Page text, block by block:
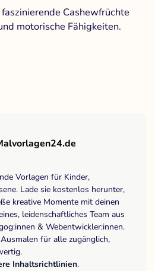
Cashewfrüchte
motorische Fähigkeiten.
Vorlagen für Kinder,
Lade sie kostenlos herunter,
kreative Momente mit deinen
leidenschaftliches Team aus
& Webentwickler:innen.
für alle zugänglich,
Inhaltsrichtlinien.